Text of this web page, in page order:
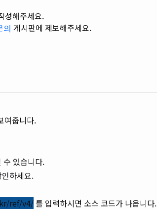
성해주세요.
의 게시판에 제보해주세요.
여줍니다.
수 있습니다.
하세요.
ref/v4/를 입력하시면 소스 코드가 나옵니다.